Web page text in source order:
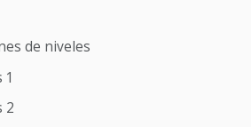
de niveles
2